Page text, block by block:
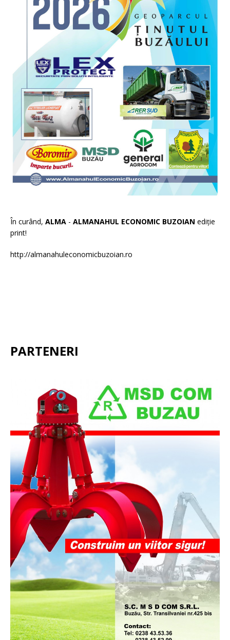
În curând, ALMA - ALMANAHUL ECONOMIC BUZOIAN ediție
print!
http://almanahuleconomicbuzoian.ro
PARTENERI